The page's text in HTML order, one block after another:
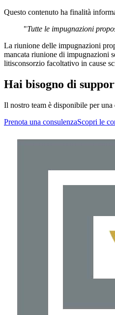
Questo contenuto ha finalità
"Tutte le impugnazioni
La riunione delle impugnazioni
mancata riunione di impugnazioni
litisconsorzio facoltativo in cause
Hai bisogno di
Il nostro team è disponibile per
Prenota una consulenzaScopri le